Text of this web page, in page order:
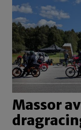
Massor